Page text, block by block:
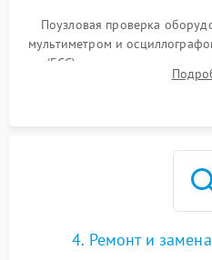
Поузловая проверка
мультиметром и
(ECC) и состояния
специализированными
4. Ремонт и